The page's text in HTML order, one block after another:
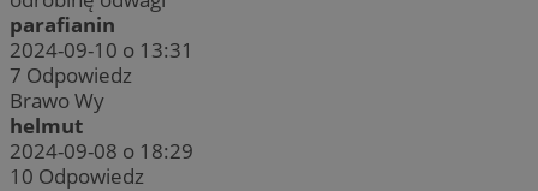
parafianin
2024-09-10 o 13:31
7 Odpowiedz
Brawo Wy
helmut
2024-09-08 o 18:29
10 Odpowiedz